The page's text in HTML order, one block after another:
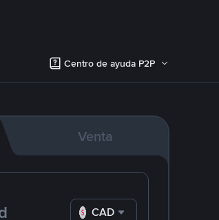
Centro de ayuda P2P
Venta
CAD